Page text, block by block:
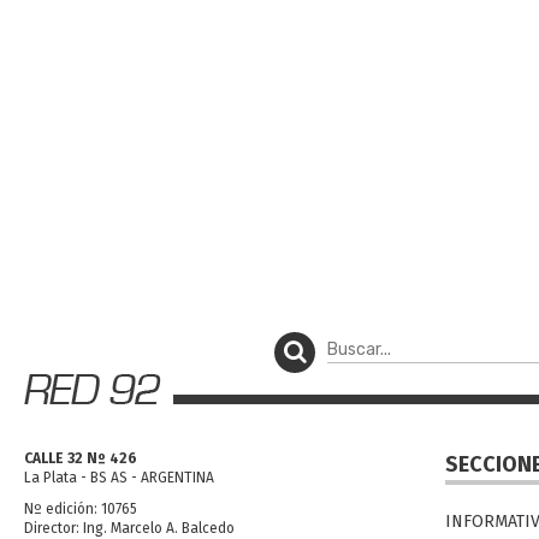
CALLE 32 Nº 426
La Plata - BS AS - ARGENTINA
Nº edición: 10765
Director: Ing. Marcelo A. Balcedo